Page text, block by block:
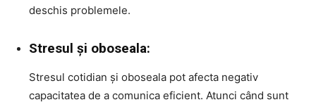
deschis problemele.
Stresul și oboseala:
Stresul cotidian și oboseala pot afecta negativ
capacitatea de a comunica eficient. Atunci când sunt